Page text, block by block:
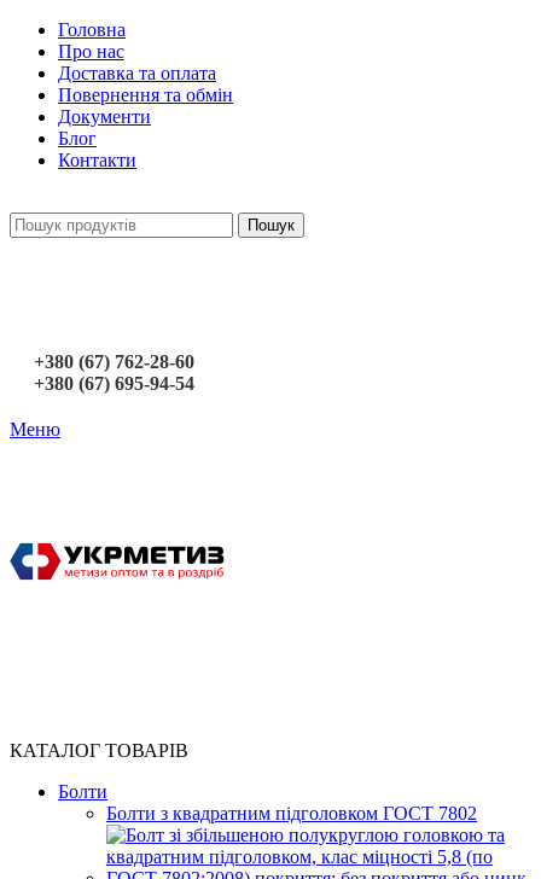
Головна
Про нас
Доставка та оплата
Повернення та обмін
Документи
Блог
Контакти
Пошук
+380 (67) 762-28-60
+380 (67) 695-94-54
Меню
КАТАЛОГ ТОВАРІВ
Болти
Болти з квадратним підголовком ГОСТ 7802